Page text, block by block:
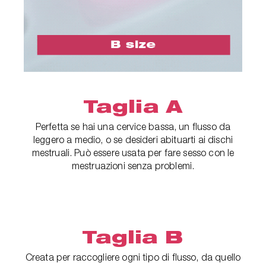
Taglia A
Perfetta se hai una cervice bassa, un flusso da
leggero a medio, o se desideri abituarti ai dischi
mestruali. Può essere usata per fare sesso con le
mestruazioni senza problemi.
Taglia B
Creata per raccogliere ogni tipo di flusso, da quello